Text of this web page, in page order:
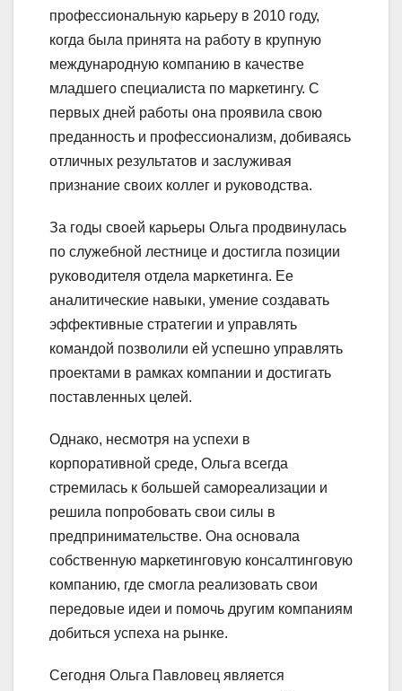
профессиональную карьеру в 2010 году,
когда была принята на работу в крупную
международную компанию в качестве
младшего специалиста по маркетингу. С
первых дней работы она проявила свою
преданность и профессионализм, добиваясь
отличных результатов и заслуживая
признание своих коллег и руководства.
За годы своей карьеры Ольга продвинулась
по служебной лестнице и достигла позиции
руководителя отдела маркетинга. Ее
аналитические навыки, умение создавать
эффективные стратегии и управлять
командой позволили ей успешно управлять
проектами в рамках компании и достигать
поставленных целей.
Однако, несмотря на успехи в
корпоративной среде, Ольга всегда
стремилась к большей самореализации и
решила попробовать свои силы в
предпринимательстве. Она основала
собственную маркетинговую консалтинговую
компанию, где смогла реализовать свои
передовые идеи и помочь другим компаниям
добиться успеха на рынке.
Сегодня Ольга Павловец является